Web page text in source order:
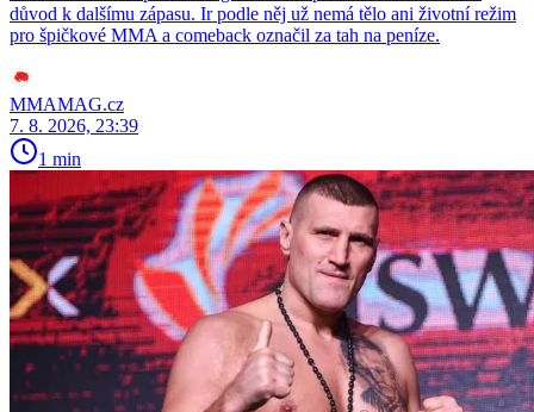
důvod k dalšímu zápasu. Ir podle něj už nemá tělo ani životní režim
pro špičkové MMA a comeback označil za tah na peníze.
MMAMAG.cz
7. 8. 2026, 23:39
1 min